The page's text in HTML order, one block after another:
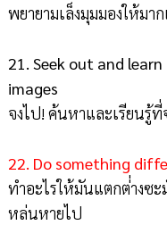
พยายามเล็งมุมมองให้มา
21. Seek out and
images
จงไป! ค้นหาและเรียนรู้
22. Do something
ทำอะไรให้มันแตกต่่างซะ
หล่นหายไป